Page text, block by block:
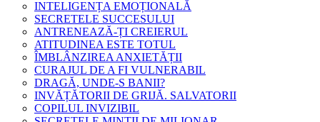
INTELIGENȚA EMOȚIONALĂ
SECRETELE SUCCESULUI
ANTRENEAZĂ-ȚI CREIERUL
ATITUDINEA ESTE TOTUL
ÎMBLÂNZIREA ANXIETĂȚII
CURAJUL DE A FI VULNERABIL
DRAGĂ, UNDE-S BANII?
INVĂȚĂTORII DE GRIJĂ. SALVATORII
COPILUL INVIZIBIL